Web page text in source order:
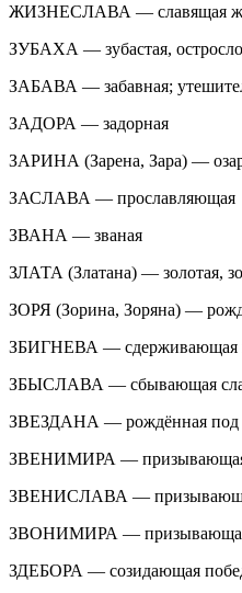
ЖИЗНЕСЛАВА — славящая
ЗУБАХА — зубастая,
ЗАБАВА — забавная;
ЗАДОРА — задорная
ЗАРИНА (Зарена, Зара) —
ЗАСЛАВА — прославляющая
ЗВАНА — званая
ЗЛАТА (Златана) — золотая,
ЗОРЯ (Зорина, Зоряна) —
ЗБИГНЕВА — сдерживающая
ЗБЫСЛАВА — сбывающая
ЗВЕЗДАНА — рождённая под
ЗВЕНИМИРА —
ЗВЕНИСЛАВА —
ЗВОНИМИРА —
ЗДЕБОРА — созидающая